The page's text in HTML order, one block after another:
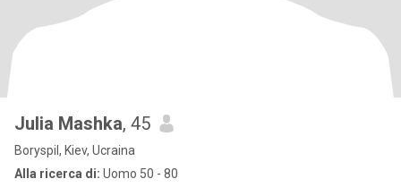
Julia Mashka, 45
Boryspil, Kiev, Ucraina
Alla ricerca di: Uomo 50 - 80